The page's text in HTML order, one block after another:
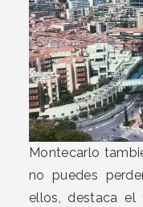
Montecarlo
no puedes
ellos, destaca el